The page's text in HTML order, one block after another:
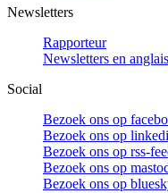
Newsletters
Rapporteur
Newsletters en anglais
Social
Bezoek ons op
Bezoek ons op
Bezoek ons op rss-
Bezoek ons op
Bezoek ons op